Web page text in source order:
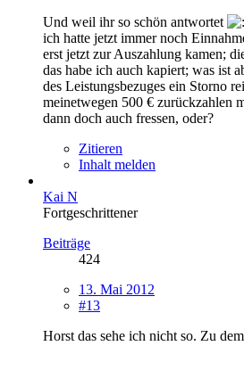
Und weil ihr so schön antwortet
ich hatte jetzt immer noch
erst jetzt zur Auszahlung kamen;
das habe ich auch kapiert; was ist
des Leistungsbezuges ein Storno
meinetwegen 500 € zurückzahlen
dann doch auch fressen, oder?
Zitieren
Inhalt melden
Kai N
Fortgeschrittener
Beiträge
424
13. Mai 2012
#13
Horst das sehe ich nicht so. Zu